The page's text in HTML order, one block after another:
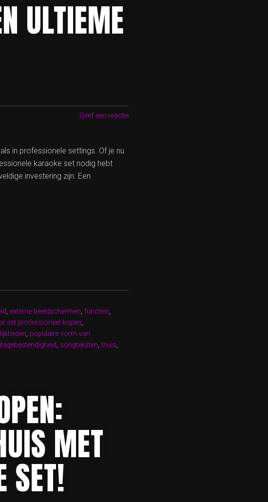
ULTIEME
Geef een reactie
in professionele settings. Of je nu
karaoke set nodig hebt
investering zijn. Een
, externe beeldschermen, functies,
set professioneel kopen,
, populaire vorm van
, songteksten,thuis,
MET
SET!